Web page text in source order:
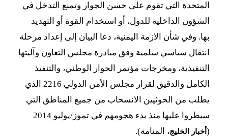
المتحدة التي تقوم على حسن الجوار وتمنع التدخل في
الشؤون الداخلية للدول، أو استخدام القوة أو التهديد
بها. وفي شأن الازمة اليمنية، دعا البيان إلى إعداد مرحلة
انتقال سياسي سلمية وفق مبادرة مجلس التعاون وآليتها
التنفيذية، ومخرجات مؤتمر الحوار الوطني، والتنفيذ
الكامل والدقيق لقرار مجلس الأمن الدولي 2216 الذي
يطلب من الحوثيين الانسحاب من جميع المناطق التي
سيطروا عليها منذ بدء هجومهم في تموز/يوليو 2014
(أخبار الخليج، المنامة).